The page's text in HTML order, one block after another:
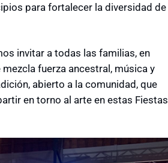
para fortalecer la diversidad de
invitar a todas las familias, en
fuerza ancestral, música y
abierto a la comunidad, que
en torno al arte en estas Fiestas